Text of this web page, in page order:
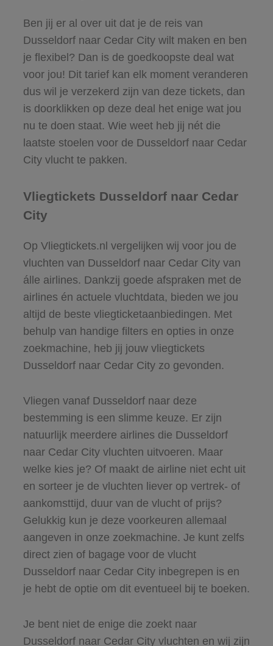
Ben jij er al over uit dat je de reis van
Dusseldorf naar Cedar City wilt maken en ben
je flexibel? Dan is de goedkoopste deal wat
voor jou! Dit tarief kan elk moment veranderen
dus wil je verzekerd zijn van deze tickets, dan
is doorklikken op deze deal het enige wat jou
nu te doen staat. Wie weet heb jij nét die
laatste stoelen voor de Dusseldorf naar Cedar
City vlucht te pakken.
Vliegtickets Dusseldorf naar Cedar
City
Op Vliegtickets.nl vergelijken wij voor jou de
vluchten van Dusseldorf naar Cedar City van
álle airlines. Dankzij goede afspraken met de
airlines én actuele vluchtdata, bieden we jou
altijd de beste vliegticketaanbiedingen. Met
behulp van handige filters en opties in onze
zoekmachine, heb jij jouw vliegtickets
Dusseldorf naar Cedar City zo gevonden.
Vliegen vanaf Dusseldorf naar deze
bestemming is een slimme keuze. Er zijn
natuurlijk meerdere airlines die Dusseldorf
naar Cedar City vluchten uitvoeren. Maar
welke kies je? Of maakt de airline niet echt uit
en sorteer je de vluchten liever op vertrek- of
aankomsttijd, duur van de vlucht of prijs?
Gelukkig kun je deze voorkeuren allemaal
aangeven in onze zoekmachine. Je kunt zelfs
direct zien of bagage voor de vlucht
Dusseldorf naar Cedar City inbegrepen is en
je hebt de optie om dit eventueel bij te boeken.
Je bent niet de enige die zoekt naar
Dusseldorf naar Cedar City vluchten en wij zijn